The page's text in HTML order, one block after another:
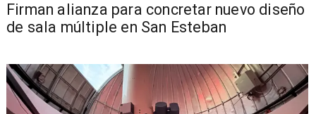
​​Firman alianza para concretar nuevo diseño
de sala múltiple en San Esteban